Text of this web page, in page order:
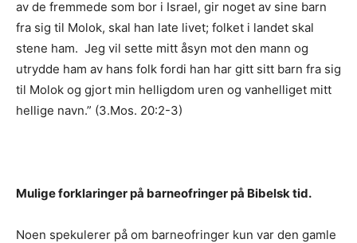
av de fremmede som bor i Israel, gir noget av sine barn
fra sig til Molok, skal han late livet; folket i landet skal
stene ham. Jeg vil sette mitt åsyn mot den mann og
utrydde ham av hans folk fordi han har gitt sitt barn fra sig
til Molok og gjort min helligdom uren og vanhelliget mitt
hellige navn.” (3.Mos. 20:2-3)
Mulige forklaringer på barneofringer på Bibelsk tid.
Noen spekulerer på om barneofringer kun var den gamle